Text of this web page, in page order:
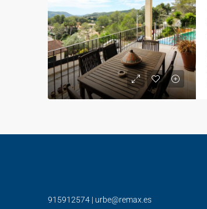
915912574 | urbe@remax.es